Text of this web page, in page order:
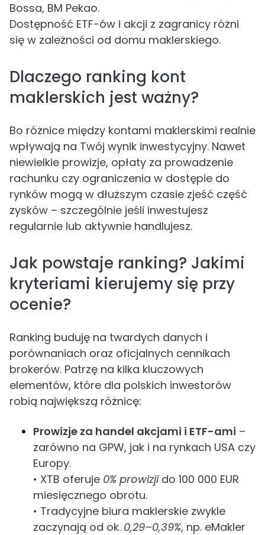
Bossa, BM Pekao.
Dostępność ETF-ów i akcji z zagranicy różni
się w zależności od domu maklerskiego.
Dlaczego ranking kont
maklerskich jest ważny?
Bo różnice między kontami maklerskimi realnie
wpływają na Twój wynik inwestycyjny. Nawet
niewielkie prowizje, opłaty za prowadzenie
rachunku czy ograniczenia w dostępie do
rynków mogą w dłuższym czasie zjeść część
zysków – szczególnie jeśli inwestujesz
regularnie lub aktywnie handlujesz.
Jak powstaje ranking? Jakimi
kryteriami kierujemy się przy
ocenie?
Ranking buduję na twardych danych i
porównaniach oraz oficjalnych cennikach
brokerów. Patrzę na kilka kluczowych
elementów, które dla polskich inwestorów
robią największą różnicę:
Prowizje za handel akcjami i ETF-ami –
zarówno na GPW, jak i na rynkach USA czy
Europy.
• XTB oferuje 0% prowizjido 100 000 EUR
miesięcznego obrotu.
• Tradycyjne biura maklerskie zwykle
zaczynają od ok. 0,29–0,39%, np. eMakler